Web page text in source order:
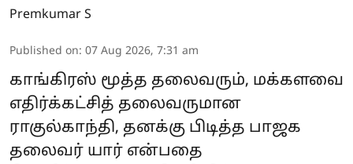
Premkumar S
Published on: 07 Aug 2026, 7:31 am
காங்கிரஸ் மூத்த தலைவரும், மக்களவை
எதிர்க்கட்சித் தலைவருமான
ராகுல்காந்தி, தனக்கு பிடித்த பாஜக
தலைவர் யார் என்பதை